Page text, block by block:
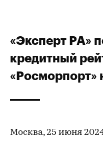
«Эксперт РА»
кредитный
«Росморпорт»
Москва, 25 июня